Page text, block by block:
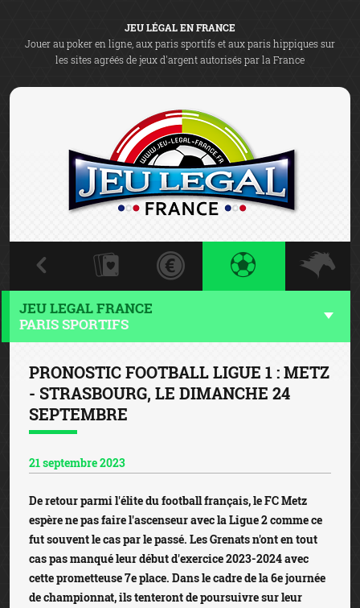
JEU LÉGAL EN FRANCE
Jouer au poker en ligne, aux paris sportifs et aux paris hippiques sur
les sites agréés de jeux d'argent autorisés par la France
JEU LEGAL FRANCE
PARIS SPORTIFS
PRONOSTIC FOOTBALL LIGUE 1 : METZ
- STRASBOURG, LE DIMANCHE 24
SEPTEMBRE
21 septembre 2023
De retour parmi l'élite du football français, le FC Metz
espère ne pas faire l'ascenseur avec la Ligue 2 comme ce
fut souvent le cas par le passé. Les Grenats n'ont en tout
cas pas manqué leur début d'exercice 2023-2024 avec
cette prometteuse 7e place. Dans le cadre de la 6e journée
de championnat, ils tenteront de poursuivre sur leur